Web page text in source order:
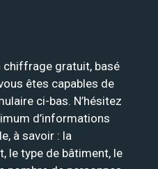
chiffrage gratuit, basé
êtes capables de
ci-bas. N’hésitez
d’informations
à savoir : la
le type de bâtiment, le